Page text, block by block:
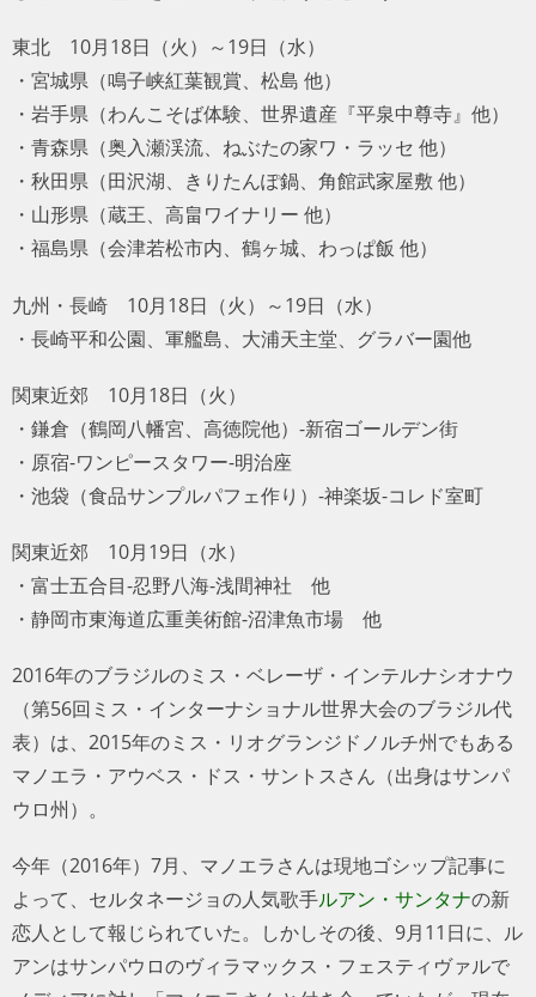
東北 10月18日（火）～19日（水）
・宮城県（鳴子峡紅葉観賞、松島 他）
・岩手県（わんこそば体験、世界遺産『平泉中尊寺』他）
・青森県（奥入瀬渓流、ねぶたの家ワ・ラッセ 他）
・秋田県（田沢湖、きりたんぽ鍋、角館武家屋敷 他）
・山形県（蔵王、高畠ワイナリー 他）
・福島県（会津若松市内、鶴ヶ城、わっぱ飯 他）
九州・長崎 10月18日（火）～19日（水）
・長崎平和公園、軍艦島、大浦天主堂、グラバー園他
関東近郊 10月18日（火）
・鎌倉（鶴岡八幡宮、高徳院他）-新宿ゴールデン街
・原宿-ワンピースタワー-明治座
・池袋（食品サンプルパフェ作り）-神楽坂-コレド室町
関東近郊 10月19日（水）
・富士五合目-忍野八海-浅間神社 他
・静岡市東海道広重美術館-沼津魚市場 他
2016年のブラジルのミス・ベレーザ・インテルナシオナウ
（第56回ミス・インターナショナル世界大会のブラジル代
表）は、2015年のミス・リオグランジドノルチ州でもある
マノエラ・アウベス・ドス・サントスさん（出身はサンパ
ウロ州）。
今年（2016年）7月、マノエラさんは現地ゴシップ記事に
よって、セルタネージョの人気歌手ルアン・サンタナの新
恋人として報じられていた。しかしその後、9月11日に、ル
アンはサンパウロのヴィラマックス・フェスティヴァルで